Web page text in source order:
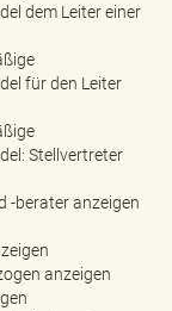
dem Leiter einer
für den Leiter
Stellvertreter
-berater anzeigen
anzeigen